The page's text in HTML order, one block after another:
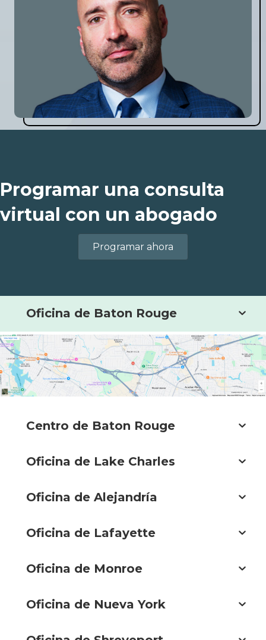
Programar una consulta
virtual con un abogado
Programar ahora
Oficina de Baton Rouge
Centro de Baton Rouge
Oficina de Lake Charles
Oficina de Alejandría
Oficina de Lafayette
Oficina de Monroe
Oficina de Nueva York